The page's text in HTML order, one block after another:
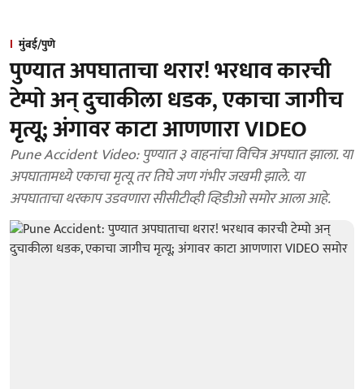
मुंबई/पुणे
पुण्यात अपघाताचा थरार! भरधाव कारची
टेम्पो अन् दुचाकीला धडक, एकाचा जागीच
मृत्यू; अंगावर काटा आणणारा VIDEO
Pune Accident Video: पुण्यात ३ वाहनांचा विचित्र अपघात झाला. या
अपघातामध्ये एकाचा मृत्यू तर तिघे जण गंभीर जखमी झाले. या
अपघाताचा थरकाप उडवणारा सीसीटीव्ही व्हिडीओ समोर आला आहे.